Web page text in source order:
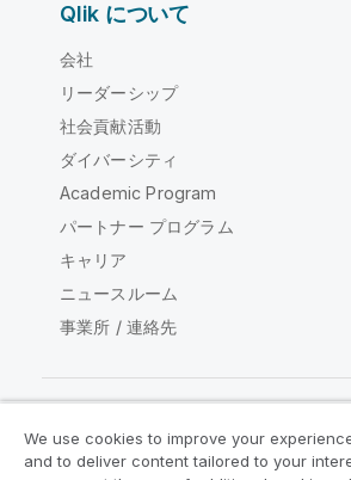
Qlik について
会社
リーダーシップ
社会貢献活動
ダイバーシティ
Academic Program
パートナー プログラム
キャリア
ニュースルーム
事業所 / 連絡先
Qlik コミュニティ
We use cookies to improve your
and to deliver content tailored to your